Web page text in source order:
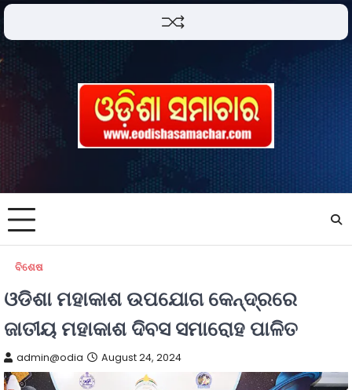
ବିଶେଷ
ଓଡିଶା ମହାକାଶ ଉପଯୋଗ କେନ୍ଦ୍ରରେ
ଜାତୀୟ ମହାକାଶ ଦିବସ ସମାରୋହ ପାଳିତ
admin@odia August 24, 2024